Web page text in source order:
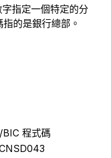
指定一個特定的分
的是銀行總部。
程式碼